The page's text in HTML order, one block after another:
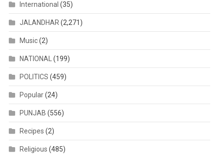
International (35)
JALANDHAR(2,271)
Music(2)
NATIONAL(199)
POLITICS (459)
Popular(24)
PUNJAB (556)
Recipes (2)
Religious (485)